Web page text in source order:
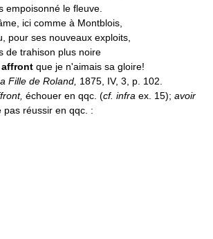
empoisonné le fleuve.
ici comme à Montblois,
pour ses nouveaux exploits,
de trahison plus noire
affront que je n'aimais sa gloire!
Fille de Roland, 1875, IV, 3, p. 102.
échouer en qqc. (cf. infra ex. 15); avoir
pas réussir en qqc. :